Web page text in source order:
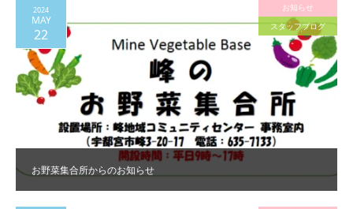
お野菜集合所からのお知らせ
2024
MAY
22
お知らせ
スタッフブログ